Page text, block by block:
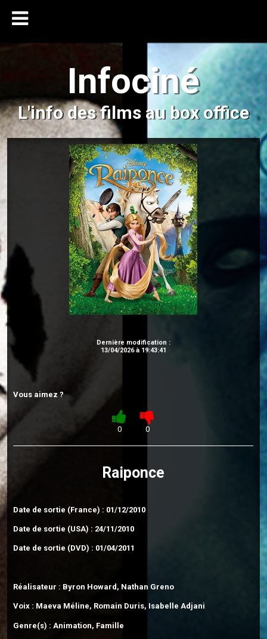
Infociné
L'info des films au box office
Dernière modification :
13/04/2026 à 19:43:41
Vous aimez ?
0 0
Raiponce
Date de sortie (France) : 01/12/2010
Date de sortie (USA) : 24/11/2010
Date de sortie (DVD) : 01/04/2011
Réalisateur : Byron Howard, Nathan Greno
Voix : Maeva Méline, Romain Duris, Isabelle Adjani
Genre(s) : Animation, Famille